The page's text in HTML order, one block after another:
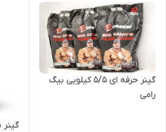
گینر حرفه ای ۵/۵ کیلویی بیگ
رامی